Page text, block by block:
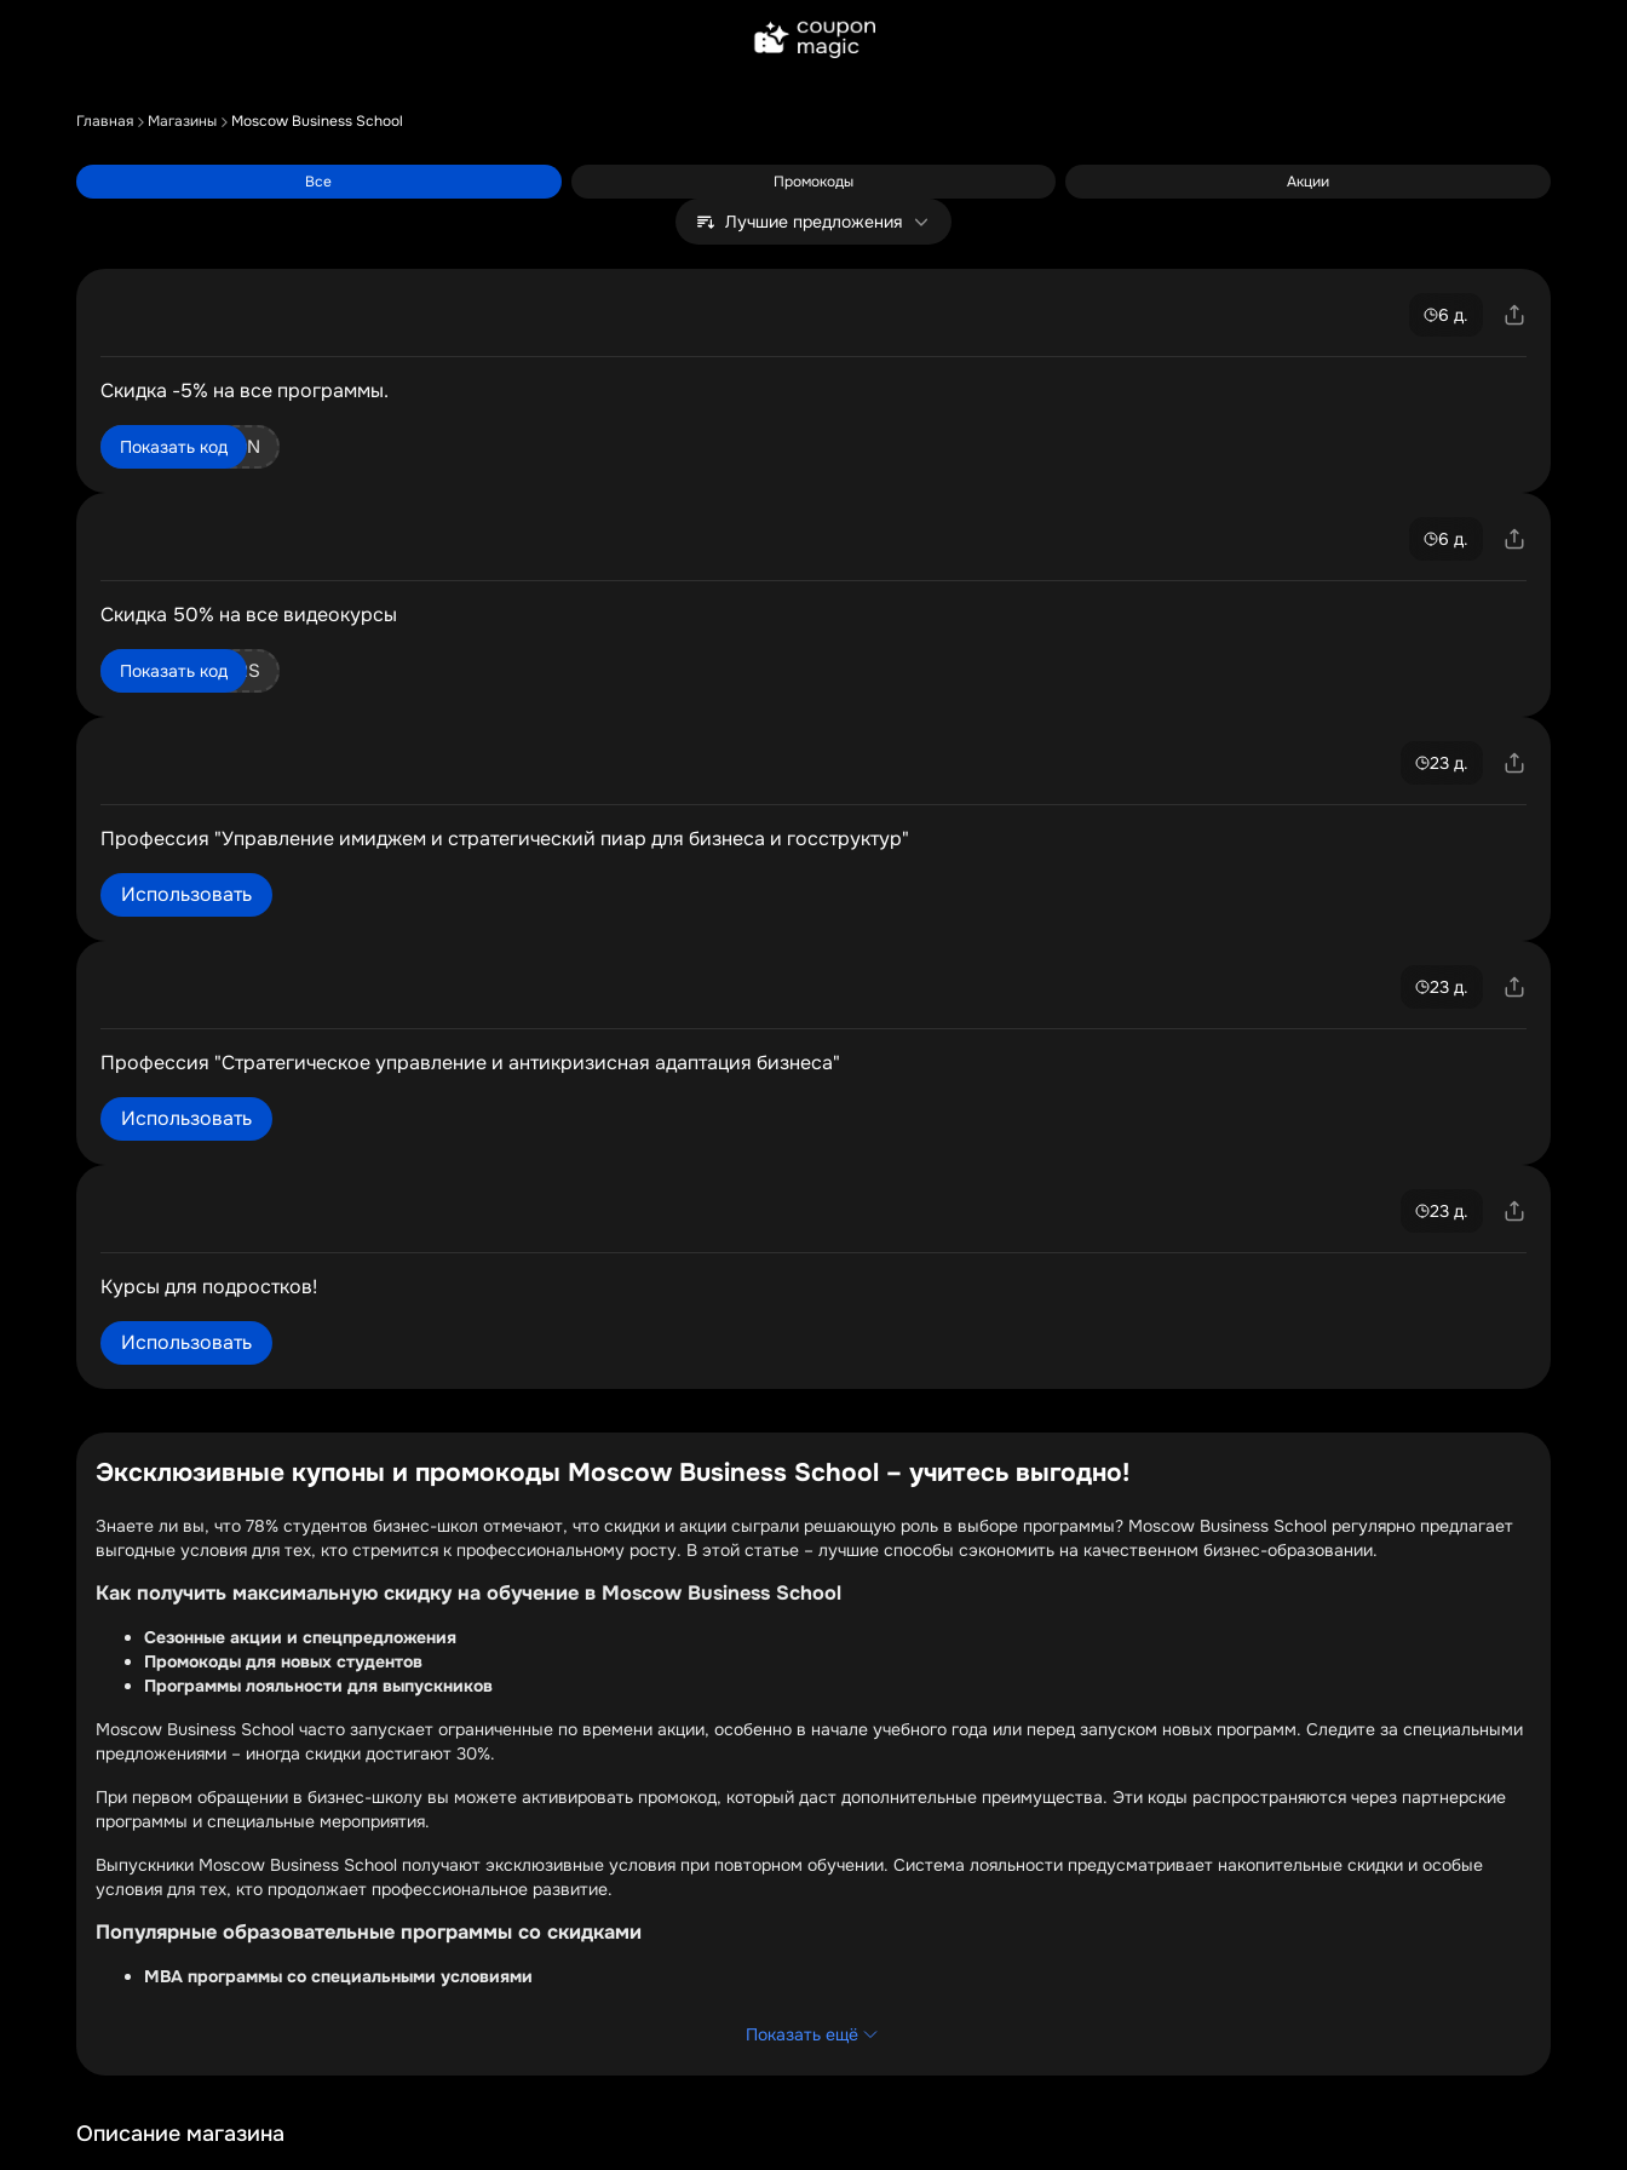
Главная Магазины Moscow Business School
Все Промокоды Акции
Лучшие предложения
6 д.
Скидка -5% на все программы.
Показать код
GDESLON
6 д.
Cкидка 50% на все видеокурсы
Показать код
VIDEOKURS
23 д.
Профессия "Управление имиджем и стратегический пиар для бизнеса и госструктур"
Использовать
23 д.
Профессия "Стратегическое управление и антикризисная адаптация бизнеса"
Использовать
23 д.
Курсы для подростков!
Использовать
Эксклюзивные купоны и промокоды Moscow Business School – учитесь выгодно!
Знаете ли вы, что 78% студентов бизнес-школ отмечают, что скидки и акции сыграли решающую роль в выборе программы? Moscow Business School регулярно предлагает
выгодные условия для тех, кто стремится к профессиональному росту. В этой статье – лучшие способы сэкономить на качественном бизнес-образовании.
Как получить максимальную скидку на обучение в Moscow Business School
Сезонные акции и спецпредложения
Промокоды для новых студентов
Программы лояльности для выпускников
Moscow Business School часто запускает ограниченные по времени акции, особенно в начале учебного года или перед запуском новых программ. Следите за специальными
предложениями – иногда скидки достигают 30%.
При первом обращении в бизнес-школу вы можете активировать промокод, который даст дополнительные преимущества. Эти коды распространяются через партнерские
программы и специальные мероприятия.
Выпускники Moscow Business School получают эксклюзивные условия при повторном обучении. Система лояльности предусматривает накопительные скидки и особые
условия для тех, кто продолжает профессиональное развитие.
Популярные образовательные программы со скидками
MBA программы со специальными условиями
Краткосрочные программы повышения квалификации часто участвуют в акциях. Особенно выгодно приобретать несколько курсов одновременно – Moscow Business School
Показать ещё
Описание магазина